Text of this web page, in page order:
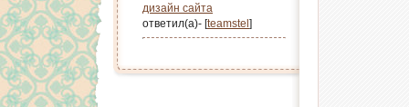
дизайн сайта
ответил(а)- [teamstel ]